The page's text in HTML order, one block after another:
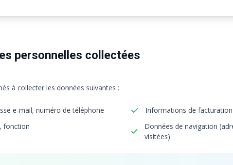
personnelles collectées
à collecter les données suivantes :
e-mail, numéro de téléphone
fonction
Informations de facturation
Données de navigation
visitées)